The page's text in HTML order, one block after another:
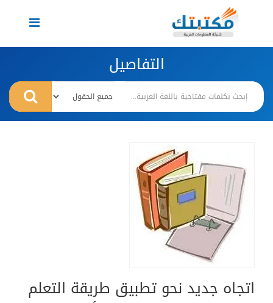
Toggle
navigation
التفاصيل
اتجاه جديد نحو تطبيق طريقة التعلم